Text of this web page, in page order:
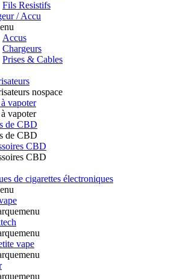
Fils Resistifs
/ Accu
Accus
Chargeurs
Prises & Cables
nospace
vapoter
vapoter
de CBD
de CBD
CBD
CBD
de cigarettes électroniques
vape